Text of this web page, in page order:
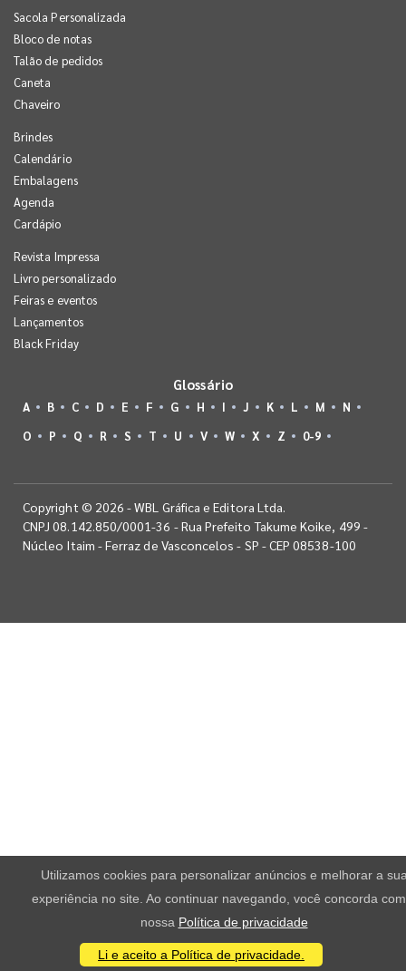
Sacola Personalizada
Bloco de notas
Talão de pedidos
Caneta
Chaveiro
Brindes
Calendário
Embalagens
Agenda
Cardápio
Revista Impressa
Livro personalizado
Feiras e eventos
Lançamentos
Black Friday
Glossário
A B C D E F G H I J K L M
N
O
P Q R S T U V W X Z 0-9
Copyright © 2026 - WBL Gráfica e Editora Ltda.
CNPJ 08.142.850/0001-36 - Rua Prefeito Takume Koike, 499 -
Núcleo Itaim - Ferraz de Vasconcelos - SP - CEP 08538-100
Utilizamos cookies para personalizar anúncios e melhorar a
experiência no site. Ao continuar navegando, você concorda
nossa Política de privacidade
Li e aceito a Política de privacidade.